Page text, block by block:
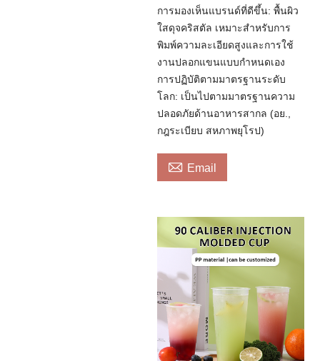
การมองเห็นแบรนด์ที่ดีขึ้น: พื้นผิว
ใสดุจคริสตัล เหมาะสำหรับการ
พิมพ์ความละเอียดสูงและการใช้
งานปลอกแขนแบบกำหนดเอง
การปฏิบัติตามมาตรฐานระดับ
โลก: เป็นไปตามมาตรฐานความ
ปลอดภัยด้านอาหารสากล (อย.,
กฎระเบียบ สหภาพยุโรป)
 Email